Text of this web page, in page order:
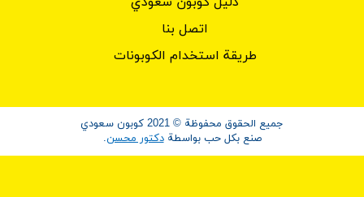
اتصل بنا
طريقة استخدام الكوبونات
جميع الحقوق محفوظة © 2021 كوبون سعودي
صنع بكل حب بواسطةدكتور محسن.